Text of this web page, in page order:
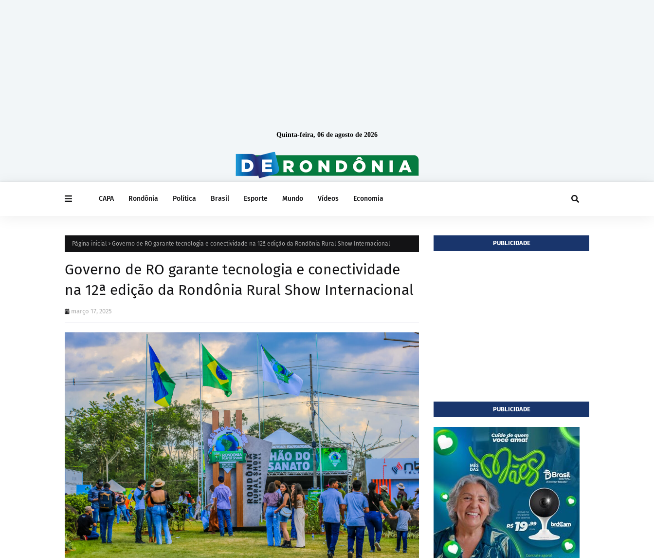
Quinta-feira, 06 de agosto de 2026
CAPA Rondônia Política Brasil Esporte Mundo Vídeos Economia
Página inicial Governo de RO garante tecnologia e conectividade na 12ª edição da Rondônia Rural Show Internacional
Governo de RO garante tecnologia e conectividade
na 12ª edição da Rondônia Rural Show Internacional
março 17, 2025
PUBLICIDADE
PUBLICIDADE